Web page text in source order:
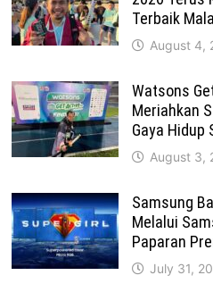
Terbaik
August 4,
Watsons
Meriahkan
Gaya Hidup
August 3,
Samsung
Melalui
Paparan
July 31,